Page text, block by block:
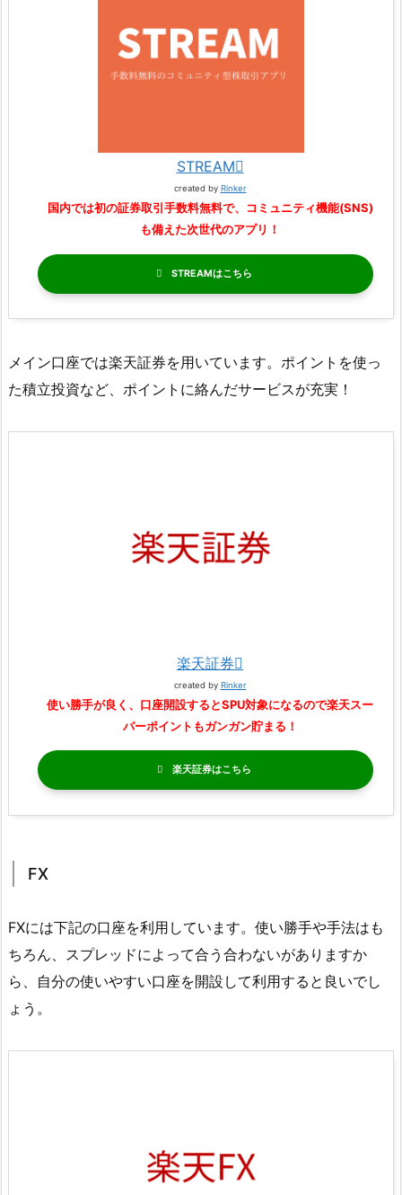
STREAM
created by Rinker
国内では初の証券取引手数料無料で、コミュニティ機能(SNS)
も備えた次世代のアプリ！
STREAM
メイン口座では楽天証券を用いています。ポイントを使っ
た積立投資など、ポイントに絡んだサービスが充実！
楽天証券
created by Rinker
使い勝手が良く、口座開設するとSPU対象になるので楽天スー
パーポイントもガンガン貯まる！
楽天証券
FX
FXには下記の口座を利用しています。使い勝手や手法はも
ちろん、スプレッドによって合う合わないがありますか
ら、自分の使いやすい口座を開設して利用すると良いでし
ょう。